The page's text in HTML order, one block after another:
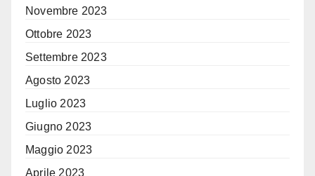
Novembre 2023
Ottobre 2023
Settembre 2023
Agosto 2023
Luglio 2023
Giugno 2023
Maggio 2023
Aprile 2023